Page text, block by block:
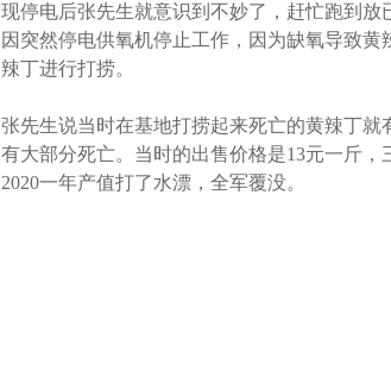
现停电后张先生就意识到不妙了，赶忙跑到放
因突然停电供氧机停止工作，因为缺氧导致
辣丁进行打捞。
张先生说当时在基地打捞起来死亡的黄辣丁
有大部分死亡。当时的出售价格是13元一斤
2020一年产值打了水漂，全军覆没。